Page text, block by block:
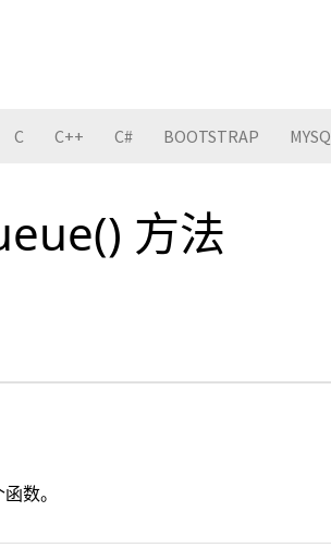
C C++ C# BOOTSTRAP
方法
数。